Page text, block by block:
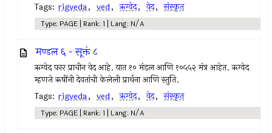
Tags: rigveda, ved, ऋग्वेद, वेद, संस्कृत
Type: PAGE | Rank: 1 | Lang: N/A
मण्डल ६ - सूक्तं ८
ऋग्वेद फार प्राचीन वेद आहे. यात १० मंडल आणि १०५५२ मंत्र आहेत. ऋग्वेद
म्हणजे ऋषींनी देवतांची केलेली प्रार्थना आणि स्तुति.
Tags: rigveda, ved, ऋग्वेद, वेद, संस्कृत
Type: PAGE | Rank: 1 | Lang: N/A